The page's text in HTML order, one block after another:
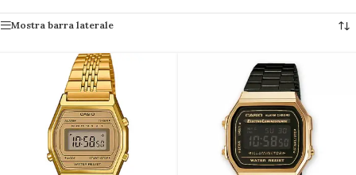
Mostra barra laterale